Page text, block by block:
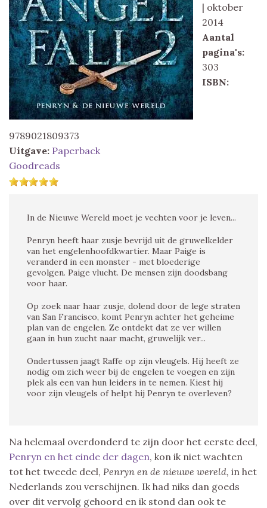
| oktober
2014
Aantal
pagina's:
303
ISBN:
9789021809373
Uitgave: Paperback
Goodreads
In de Nieuwe Wereld moet je vechten voor je leven...
Penryn heeft haar zusje bevrijd uit de gruwelkelder
van het engelenhoofdkwartier. Maar Paige is
veranderd in een monster - met bloederige
gevolgen. Paige vlucht. De mensen zijn doodsbang
voor haar.
Op zoek naar haar zusje, dolend door de lege straten
van San Francisco, komt Penryn achter het geheime
plan van de engelen. Ze ontdekt dat ze ver willen
gaan in hun zucht naar macht, gruwelijk ver...
Ondertussen jaagt Raffe op zijn vleugels. Hij heeft ze
nodig om zich weer bij de engelen te voegen en zijn
plek als een van hun leiders in te nemen. Kiest hij
voor zijn vleugels of helpt hij Penryn te overleven?
Na helemaal overdonderd te zijn door het eerste deel,
Penryn en het einde der dagen, kon ik niet wachten
tot het tweede deel, Penryn en de nieuwe wereld, in het
Nederlands zou verschijnen. Ik had niks dan goeds
over dit vervolg gehoord en ik stond dan ook te